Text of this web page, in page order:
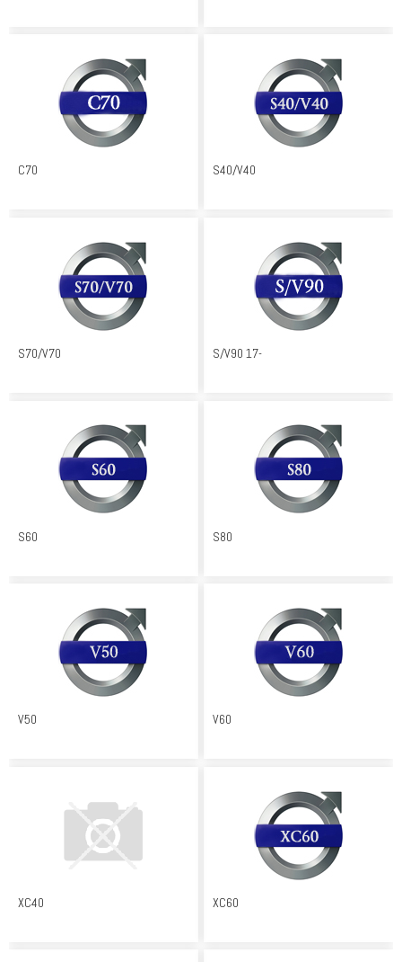
C70 S40/V40
S70/V70 S/V90 17-
S60 S80
V50 V60
XC40 XC60